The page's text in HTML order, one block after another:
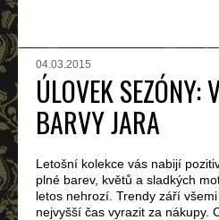
04.03.2015
ÚLOVEK SEZÓNY:
BARVY JARA
Letošní kolekce vás nabijí
plné barev, květů a sladkých
letos nehrozí. Trendy září
nejvyšší čas vyrazit za nákupy.